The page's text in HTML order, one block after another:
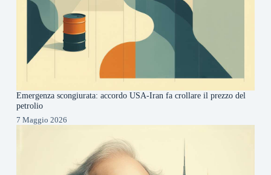
Emergenza scongiurata: accordo USA-Iran fa crollare il prezzo del
petrolio
7 Maggio 2026